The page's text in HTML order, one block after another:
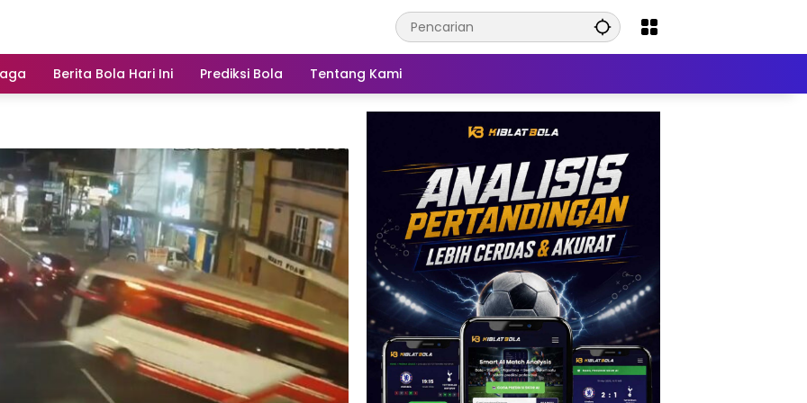
Berita Bola Hari Ini Prediksi Bola Tentang Kami